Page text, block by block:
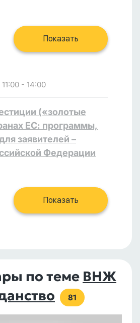
Показать
11:00 - 14:00
(«золотые
ЕС: программы,
заявителей –
Федерации
Показать
по теме ВНЖ
81